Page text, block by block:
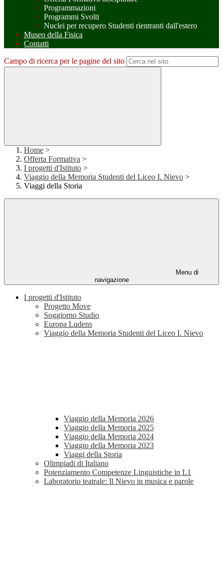
Programmazioni
Programmi Svolti
Nuclei per recupero Studenti rientranti dall'estero
Museo della Fisica
Contatti
Campo di ricerca per le pagine del sito
Home >
Offerta Formativa >
I progetti d'Istituto >
Viaggio della Memoria Studenti del Liceo I. Nievo >
Viaggi della Storia
Menu di
navigazione
I progetti d'Istituto
Progetto Move
Soggiorno Studio
Europa Ludens
Viaggio della Memoria Studenti del Liceo I. Nievo
Viaggio della Memoria 2026
Viaggio della Memoria 2025
Viaggio della Memoria 2024
Viaggio della Memoria 2023
Viaggi della Storia
Olimpiadi di Italiano
Potenziamento Competenze Linguistiche in L1
Laboratorio teatrale: Il Nievo in musica e parole